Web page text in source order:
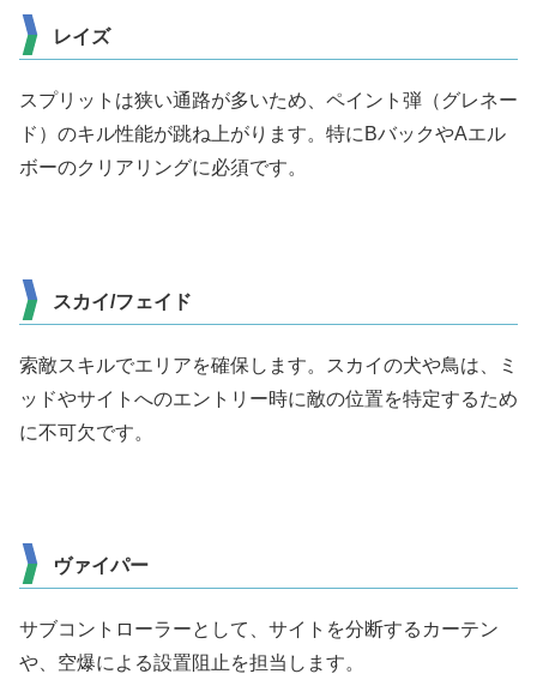
レイズ
スプリットは狭い通路が多いため、ペイント弾（グレネー
ド）のキル性能が跳ね上がります。特にBバックやAエル
ボーのクリアリングに必須です。
スカイ/フェイド
索敵スキルでエリアを確保します。スカイの犬や鳥は、ミ
ッドやサイトへのエントリー時に敵の位置を特定するため
に不可欠です。
ヴァイパー
サブコントローラーとして、サイトを分断するカーテン
や、空爆による設置阻止を担当します。